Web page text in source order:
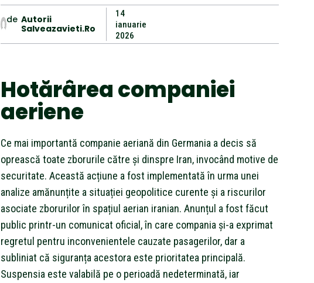
de Autorii
Salveazavieti.ro
14
ianuarie
2026
Hotărârea companiei
aeriene
Ce mai importantă companie aeriană din Germania a decis să
oprească toate zborurile către și dinspre Iran, invocând motive de
securitate. Această acțiune a fost implementată în urma unei
analize amănunțite a situației geopolitice curente și a riscurilor
asociate zborurilor în spațiul aerian iranian. Anunțul a fost făcut
public printr-un comunicat oficial, în care compania și-a exprimat
regretul pentru inconvenientele cauzate pasagerilor, dar a
subliniat că siguranța acestora este prioritatea principală.
Suspensia este valabilă pe o perioadă nedeterminată, iar